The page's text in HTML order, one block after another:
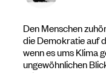
Den Menschen
die Demokratie auf
wenn es ums Klima
ungewöhnlichen